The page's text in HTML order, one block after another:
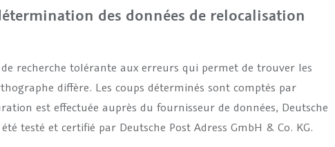
des données de relocalisation
recherche tolérante aux erreurs qui permet de trouver les
diffère. Les coups déterminés sont comptés par
est effectuée auprès du fournisseur de données, Deutsche
testé et certifié par Deutsche Post Adress GmbH & Co. KG.